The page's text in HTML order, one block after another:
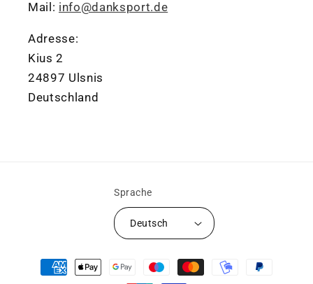
Mail: info@danksport.de
Adresse:
Kius 2
24897 Ulsnis
Deutschland
Sprache
Deutsch
Zahlungsmethoden